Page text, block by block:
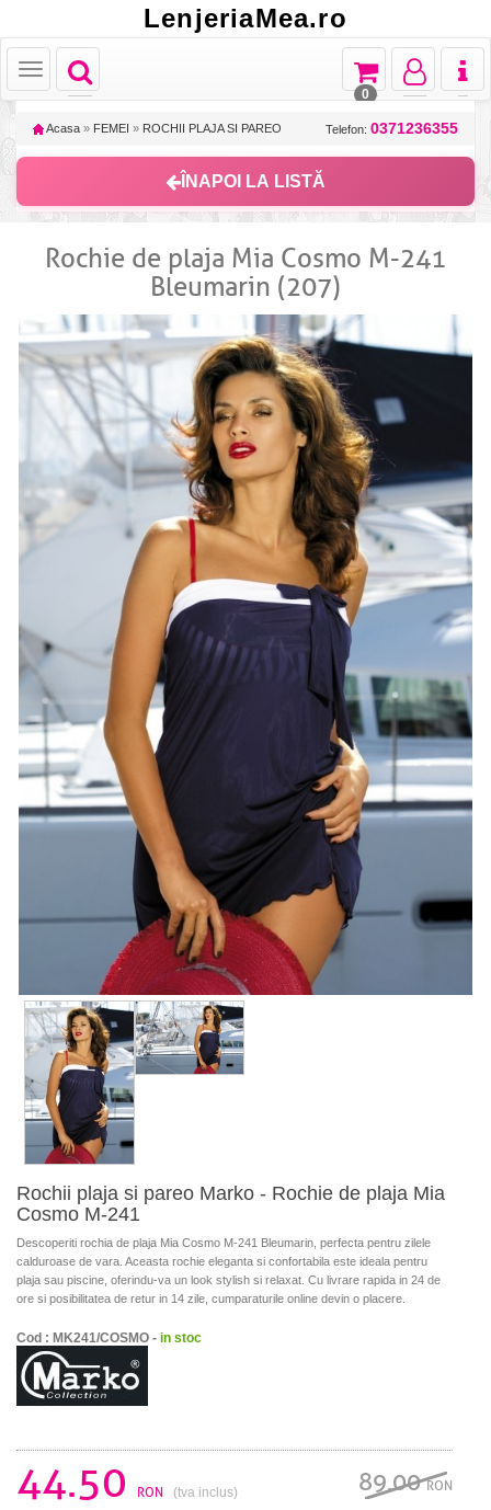
LenjeriaMea.ro
Toggle
navigation
Toggle
Toggle
navigation
Toggle
navigation
Toggle
navigation
0
Acasa » FEMEI » ROCHII PLAJA SI PAREO Telefon: 0371236355
ÎNAPOI LA LISTĂ
Rochie de plaja Mia Cosmo M-241
Bleumarin (207)
Rochii plaja si pareo Marko - Rochie de plaja Mia
Cosmo M-241
Descoperiti rochia de plaja Mia Cosmo M-241 Bleumarin, perfecta pentru zilele
calduroase de vara. Aceasta rochie eleganta si confortabila este ideala pentru
plaja sau piscine, oferindu-va un look stylish si relaxat. Cu livrare rapida in 24 de
ore si posibilitatea de retur in 14 zile, cumparaturile online devin o placere.
Cod : MK241/COSMO - in stoc
44.50 RON (tva inclus) 89.00RON